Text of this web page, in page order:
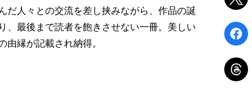
だ人々との交流を差し挟みながら、作品の誕
、最後まで読者を飽きさせない一冊。美しい
由縁が記載され納得。